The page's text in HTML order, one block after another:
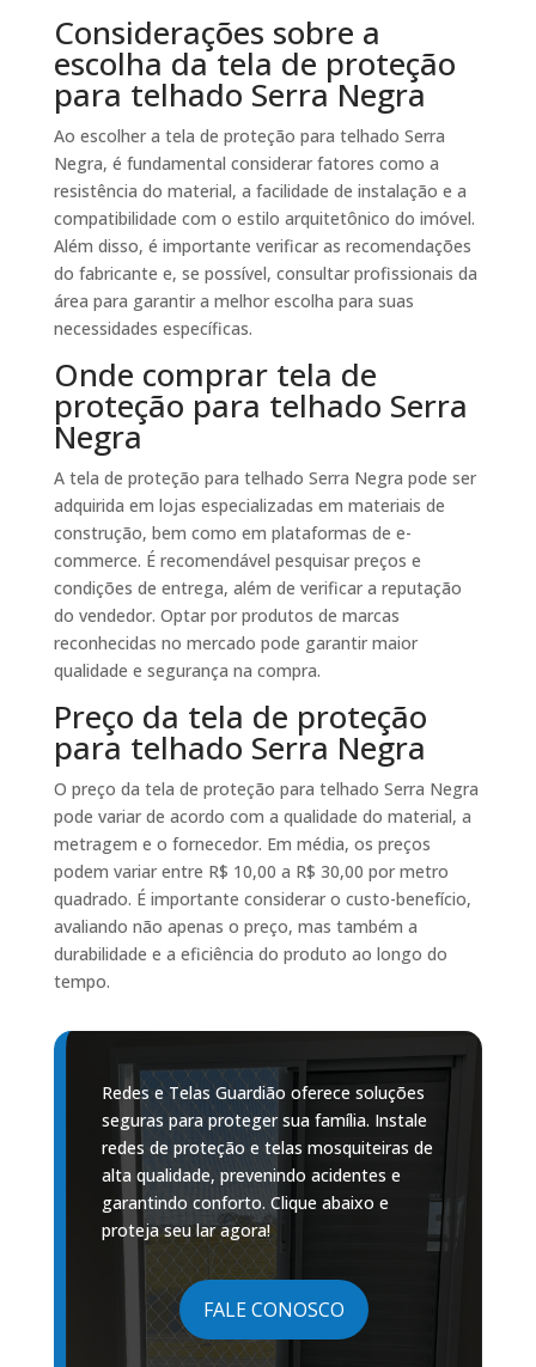
Considerações sobre a
escolha da tela de proteção
para telhado Serra Negra
Ao escolher a tela de proteção para telhado Serra
Negra, é fundamental considerar fatores como a
resistência do material, a facilidade de instalação e a
compatibilidade com o estilo arquitetônico do imóvel.
Além disso, é importante verificar as recomendações
do fabricante e, se possível, consultar profissionais da
área para garantir a melhor escolha para suas
necessidades específicas.
Onde comprar tela de
proteção para telhado Serra
Negra
A tela de proteção para telhado Serra Negra pode ser
adquirida em lojas especializadas em materiais de
construção, bem como em plataformas de e-
commerce. É recomendável pesquisar preços e
condições de entrega, além de verificar a reputação
do vendedor. Optar por produtos de marcas
reconhecidas no mercado pode garantir maior
qualidade e segurança na compra.
Preço da tela de proteção
para telhado Serra Negra
O preço da tela de proteção para telhado Serra Negra
pode variar de acordo com a qualidade do material, a
metragem e o fornecedor. Em média, os preços
podem variar entre R$ 10,00 a R$ 30,00 por metro
quadrado. É importante considerar o custo-benefício,
avaliando não apenas o preço, mas também a
durabilidade e a eficiência do produto ao longo do
tempo.
Redes e Telas Guardião oferece soluções
seguras para proteger sua família. Instale
redes de proteção e telas mosquiteiras de
alta qualidade, prevenindo acidentes e
garantindo conforto. Clique abaixo e
proteja seu lar agora!
FALE CONOSCO